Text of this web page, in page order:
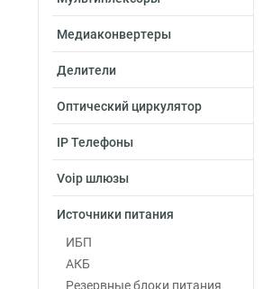
Медиаконвертеры
Делители
Оптический циркулятор
IP Телефоны
Voip шлюзы
Источники питания
ИБП
АКБ
Резервные блоки питания